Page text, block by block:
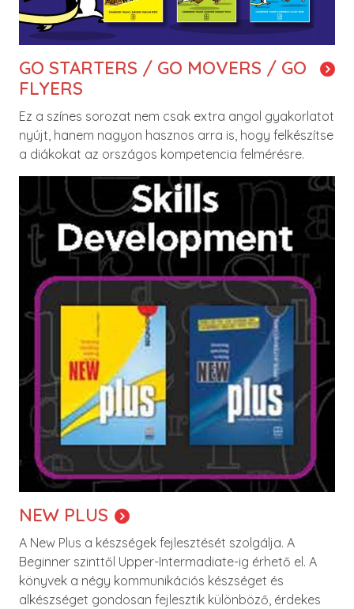
GO STARTERS / GO MOVERS / GO
FLYERS
Ez a színes sorozat nem csak extra angol gyakorlatot
nyújt, hanem nagyon hasznos arra is, hogy felkészítse
a diákokat az országos kompetencia felmérésre.
NEW PLUS
A New Plus a készségek fejlesztését szolgálja. A
Beginner szinttől Upper-Intermadiate-ig érhető el. A
könyvek a négy kommunikációs készséget és
alkészséget gondosan fejlesztik különböző, érdekes